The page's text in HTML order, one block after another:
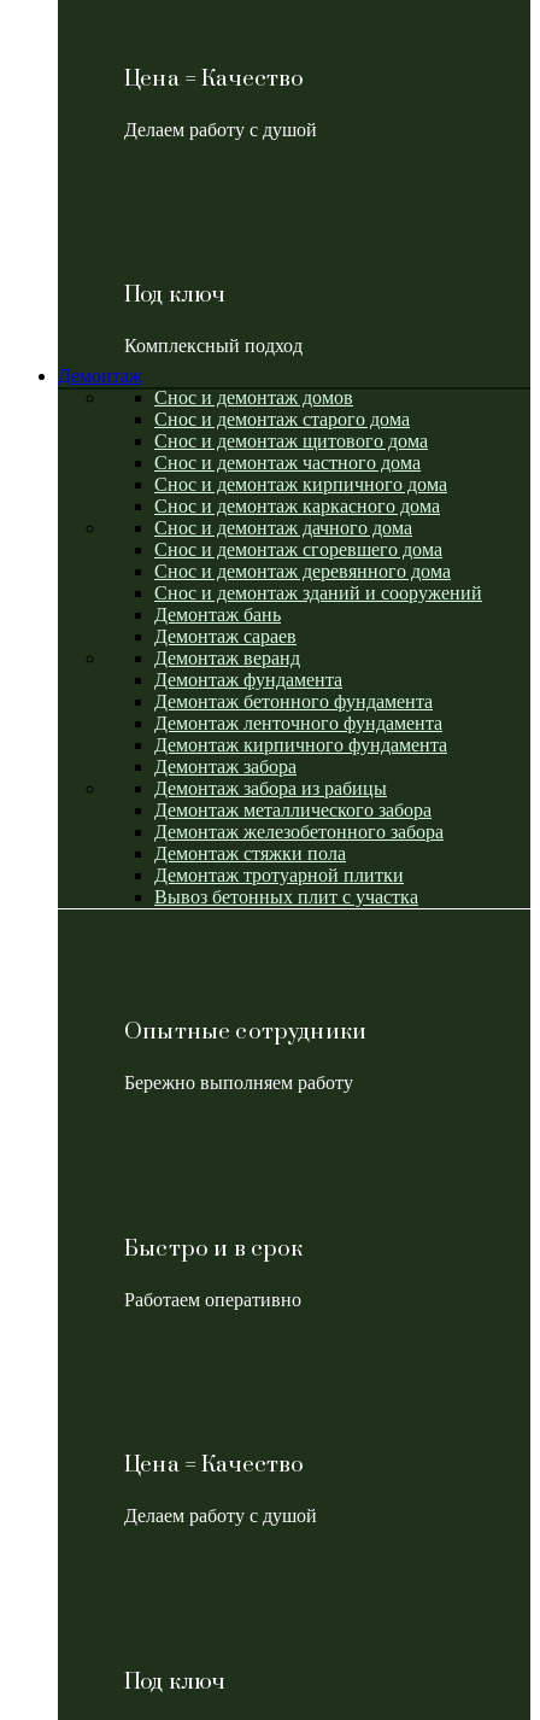
Цена = Качество
Делаем работу с душой
Под ключ
Комплексный подход
Демонтаж
Снос и демонтаж домов
Снос и демонтаж старого дома
Снос и демонтаж щитового дома
Снос и демонтаж частного дома
Снос и демонтаж кирпичного дома
Снос и демонтаж каркасного дома
Снос и демонтаж дачного дома
Снос и демонтаж сгоревшего дома
Снос и демонтаж деревянного дома
Снос и демонтаж зданий и сооружений
Демонтаж бань
Демонтаж сараев
Демонтаж веранд
Демонтаж фундамента
Демонтаж бетонного фундамента
Демонтаж ленточного фундамента
Демонтаж кирпичного фундамента
Демонтаж забора
Демонтаж забора из рабицы
Демонтаж металлического забора
Демонтаж железобетонного забора
Демонтаж стяжки пола
Демонтаж тротуарной плитки
Вывоз бетонных плит с участка
Опытные сотрудники
Бережно выполняем работу
Быстро и в срок
Работаем оперативно
Цена = Качество
Делаем работу с душой
Под ключ